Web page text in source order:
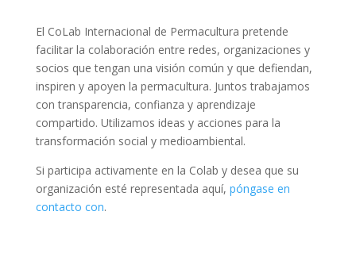
El CoLab Internacional de Permacultura pretende
facilitar la colaboración entre redes, organizaciones y
socios que tengan una visión común y que defiendan,
inspiren y apoyen la permacultura. Juntos trabajamos
con transparencia, confianza y aprendizaje
compartido. Utilizamos ideas y acciones para la
transformación social y medioambiental.
Si participa activamente en la Colab y desea que su
organización esté representada aquí, póngase en
contacto con.